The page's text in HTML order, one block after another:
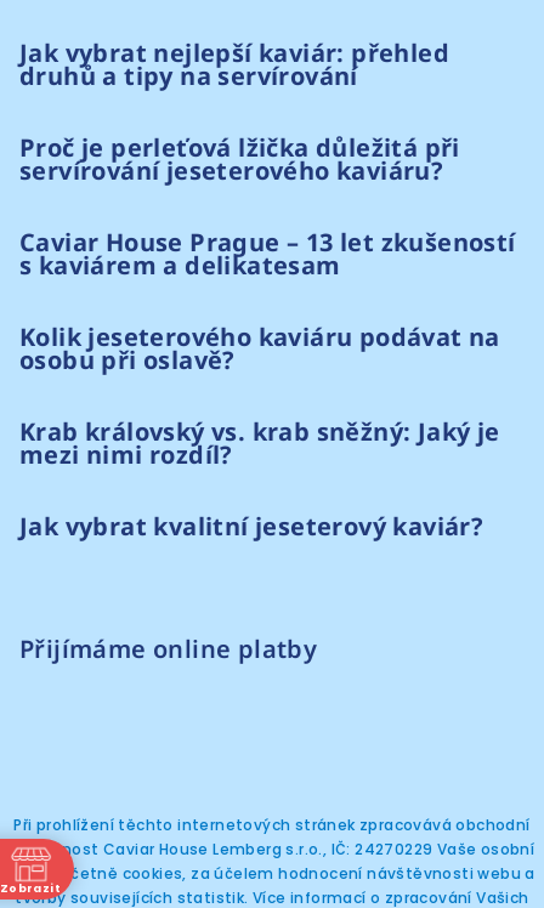
Při prohlížení těchto internetových stránek zpracovává obchodní
společnost Caviar House Lemberg s.r.o., IČ: 24270229 Vaše osobní
údaje, včetně cookies, za účelem hodnocení návštěvnosti webu a
tvorby souvisejících statistik. Více informací o zpracování Vašich
Jak vybrat nejlepší kaviár: přehled
druhů a tipy na servírování
Proč je perleťová lžička důležitá při
servírování jeseterového kaviáru?
Caviar House Prague – 13 let zkušeností
s kaviárem a delikatesam
Kolik jeseterového kaviáru podávat na
osobu při oslavě?
Krab královský vs. krab sněžný: Jaký je
mezi nimi rozdíl?
Jak vybrat kvalitní jeseterový kaviár?
Přijímáme online platby
Copyright 2026Caviar House Prague. Všechna
práva vyhrazena.
Zobrazit